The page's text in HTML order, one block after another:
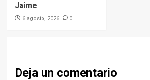
Jaime
6 agosto, 2026 0
Deja un comentario